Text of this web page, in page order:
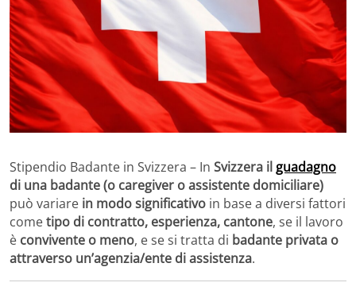
Stipendio Badante in Svizzera – In Svizzera il guadagno
di una badante (o caregiver o assistente domiciliare)
può variare in modo significativo in base a diversi fattori
cometipo di contratto, esperienza, cantone, se il lavoro
è convivente o meno, e se si tratta di badante privata o
attraverso un’agenzia/ente di assistenza.